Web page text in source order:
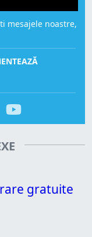
mesajele noastre,
gratuite